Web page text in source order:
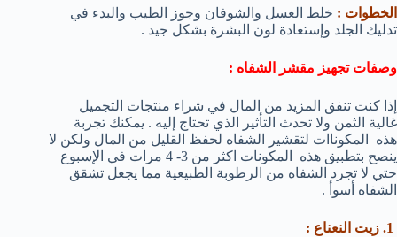
الخطوات : خلط العسل والشوفان وجوز الطيب والبدء في
تدليك الجلد وإستعادة لون البشرة بشكل جيد .
وصفات تجهيز مقشر الشفاه :
إذا كنت تنفق المزيد من المال في شراء منتجات التجميل
غالية الثمن ولا تحدث التأثير الذي تحتاج إليه . يمكنك تجربة
هذه المكوناات لتقشير الشفاه لحفظ القليل من المال ولكن لا
ينصح بتطبيق هذه المكونات اكثر من 3- 4 مرات في الإسبوع
حتي لا تجرد الشفاه من الرطوبة الطبيعية مما يجعل تشقق
الشفاه أسوأ .
زيت النعناع :